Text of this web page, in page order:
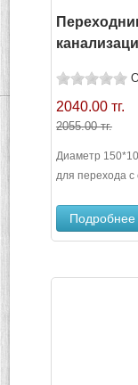
2040.00 тг.
2055.00 тг.
Диаметр
для перехода с
Подробнее